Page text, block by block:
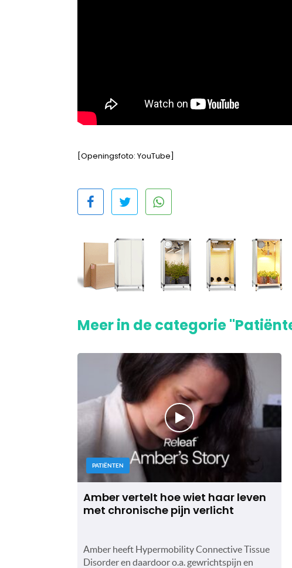
[Openingsfoto: YouTube]
Meer in de categorie
PATIËNTEN
Amber vertelt hoe wiet haar leven
met chronische pijn verlicht
Amber heeft Hypermobility Connective Tissue
Disorder en daardoor o.a. gewrichtspijn en